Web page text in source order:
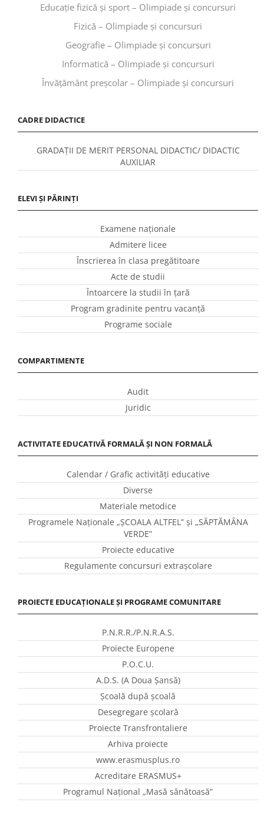
Educaţie fizică şi sport – Olimpiade și concursuri
Fizică – Olimpiade și concursuri
Geografie – Olimpiade și concursuri
Informatică – Olimpiade și concursuri
Învăţământ preşcolar – Olimpiade și concursuri
CADRE DIDACTICE
GRADAȚII DE MERIT PERSONAL DIDACTIC/ DIDACTIC
AUXILIAR
ELEVI ȘI PĂRINȚI
Examene naționale
Admitere licee
Înscrierea în clasa pregătitoare
Acte de studii
Întoarcere la studii în ţară
Program gradinite pentru vacanţă
Programe sociale
COMPARTIMENTE
Audit
Juridic
ACTIVITATE EDUCATIVĂ FORMALĂ ȘI NON FORMALĂ
Calendar / Grafic activităţi educative
Diverse
Materiale metodice
Programele Naţionale „ŞCOALA ALTFEL” și „SĂPTĂMÂNA
VERDE”
Proiecte educative
Regulamente concursuri extraşcolare
PROIECTE EDUCAȚIONALE ȘI PROGRAME COMUNITARE
P.N.R.R./P.N.R.A.S.
Proiecte Europene
P.O.C.U.
A.D.S. (A Doua Șansă)
Școală după școală
Desegregare școlară
Proiecte Transfrontaliere
Arhiva proiecte
www.erasmusplus.ro
Acreditare ERASMUS+
Programul Național „Masă sănătoasă”